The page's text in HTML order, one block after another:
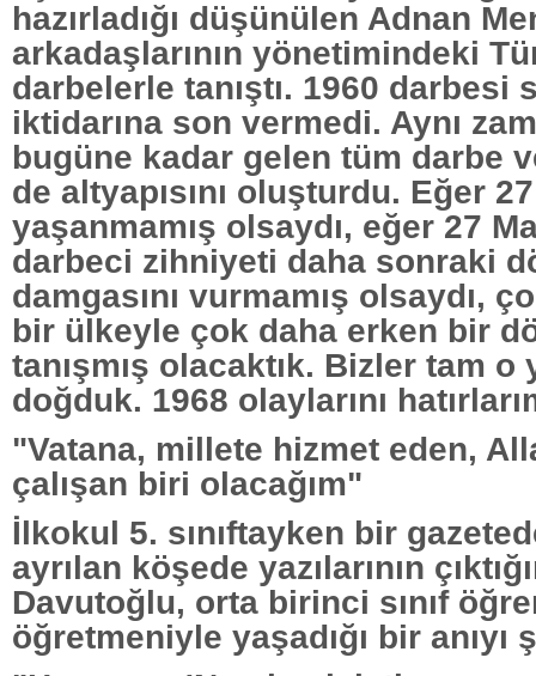
hazırladığı düşünülen Adnan
arkadaşlarının yönetimindeki
darbelerle tanıştı. 1960 darbesi
iktidarına son vermedi. Aynı
bugüne kadar gelen tüm darbe
de altyapısını oluşturdu. Eğer
yaşanmamış olsaydı, eğer 27
darbeci zihniyeti daha sonraki
damgasını vurmamış olsaydı,
bir ülkeyle çok daha erken bir
tanışmış olacaktık. Bizler tam o
doğduk. 1968 olaylarını
"Vatana, millete hizmet eden,
çalışan biri olacağım"
İlkokul 5. sınıftayken bir
ayrılan köşede yazılarının
Davutoğlu, orta birinci sınıf
öğretmeniyle yaşadığı bir anıyı